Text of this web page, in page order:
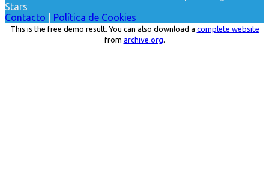
Stars
Contacto
Política de Cookies
This is the free demo result. You can also download a complete website
from archive.org.